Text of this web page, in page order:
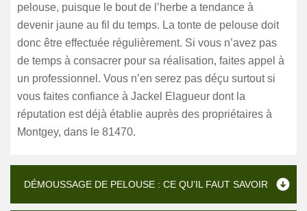
pelouse, puisque le bout de l’herbe a tendance à
devenir jaune au fil du temps. La tonte de pelouse doit
donc être effectuée régulièrement. Si vous n’avez pas
de temps à consacrer pour sa réalisation, faites appel à
un professionnel. Vous n’en serez pas déçu surtout si
vous faites confiance à Jackel Elagueur dont la
réputation est déjà établie auprès des propriétaires à
Montgey, dans le 81470.
DÉMOUSSAGE DE PELOUSE : CE QU’IL FAUT SAVOIR